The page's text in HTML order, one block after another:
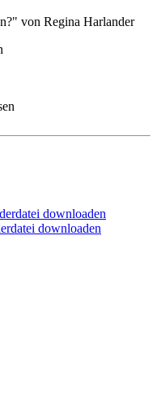
von Regina Harlander
downloaden
downloaden